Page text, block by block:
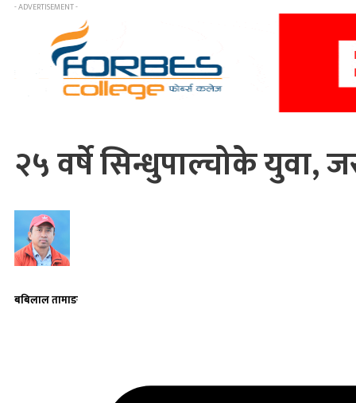
- ADVERTISEMENT -
२५ वर्षे सिन्धुपाल्चोके युवा,
बबिलाल तामाङ